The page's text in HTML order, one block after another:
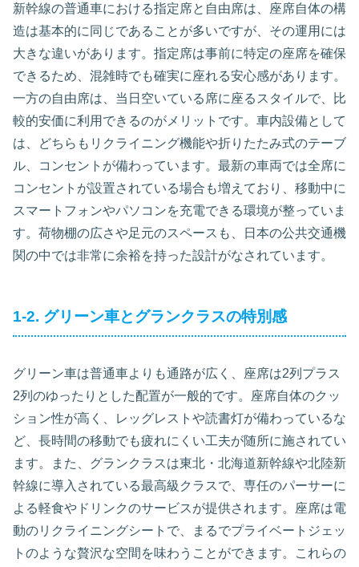
新幹線の普通車における指定席と自由席は、座席自体の構
造は基本的に同じであることが多いですが、その運用には
大きな違いがあります。指定席は事前に特定の座席を確保
できるため、混雑時でも確実に座れる安心感があります。
一方の自由席は、当日空いている席に座るスタイルで、比
較的安価に利用できるのがメリットです。車内設備として
は、どちらもリクライニング機能や折りたたみ式のテーブ
ル、コンセントが備わっています。最新の車両では全席に
コンセントが設置されている場合も増えており、移動中に
スマートフォンやパソコンを充電できる環境が整っていま
す。荷物棚の広さや足元のスペースも、日本の公共交通機
関の中では非常に余裕を持った設計がなされています。
1-2. グリーン車とグランクラスの特別感
グリーン車は普通車よりも通路が広く、座席は2列プラス
2列のゆったりとした配置が一般的です。座席自体のクッ
ション性が高く、レッグレストや読書灯が備わっているな
ど、長時間の移動でも疲れにくい工夫が随所に施されてい
ます。また、グランクラスは東北・北海道新幹線や北陸新
幹線に導入されている最高級クラスで、専任のパーサーに
よる軽食やドリンクのサービスが提供されます。座席は電
動のリクライニングシートで、まるでプライベートジェッ
トのような贅沢な空間を味わうことができます。これらの